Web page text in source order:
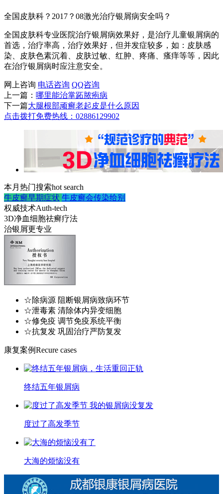
全国皮肤科？2017？08激光治疗银屑病安全吗？
全国皮肤科专业医院治疗银屑病效果好，是治疗儿童银屑病的
首选，治疗率高，治疗效果好，但并发症较多，如：皮肤感
染、皮肤色素沉着、皮肤过敏、红肿、疼痛、瘙痒等等，因此
在治疗银屑病时应注意安全。
网上咨询 电话咨询 QQ咨询
上一篇： 哪里能治掌跖脓疱病
下一篇大腿根部顽癣老起皮是什么原因
点击拨打免费热线：02886129902
本月热门搜索hot search
牛皮癣早期症状 牛皮癣会传染给别
权威技术Auth-tech
3D净血细胞祛癣疗法
治银屑更专业
☆除病源 阻断银屑病致病环节
☆泄毒素 清除体内异变细胞
☆修免疫 调节免疫系统平衡
☆抗复发 巩固治疗严防复发
康复案例Recure cases
终结五年银屑病
度过了高发季节
大海的烦恼没有